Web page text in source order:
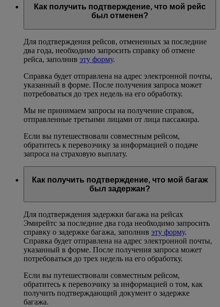
Как получить подтверждение, что мой рейс
был отменен?
Для подтверждения рейсов, отмененных за последние
два года, необходимо запросить справку об отмене
рейса, заполнив эту форму.
Справка будет отправлена на адрес электронной почты,
указанный в форме. После получения запроса может
потребоваться до трех недель на его обработку.
Мы не принимаем запросы на получение справок,
отправленные третьими лицами от лица пассажира.
Если вы путешествовали совместным рейсом,
обратитесь к перевозчику за информацией о подаче
запроса на страховую выплату.
Как получить подтверждение, что мой багаж
был задержан?
Для подтверждения задержки багажа на рейсах
Эмирейтс за последние два года необходимо запросить
справку о задержке багажа, заполнив эту форму.
Справка будет отправлена на адрес электронной почты,
указанный в форме. После получения запроса может
потребоваться до трех недель на его обработку.
Если вы путешествовали совместным рейсом,
обратитесь к перевозчику за информацией о том, как
получить подтверждающий документ о задержке
багажа.